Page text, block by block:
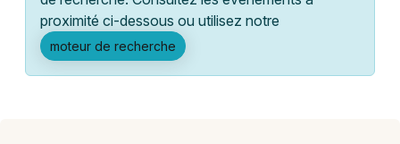
Manifestations
Foires & salons
Marseille
Mulhouse
proximité ci-dessous ou utilisez notre
moteur de recherche